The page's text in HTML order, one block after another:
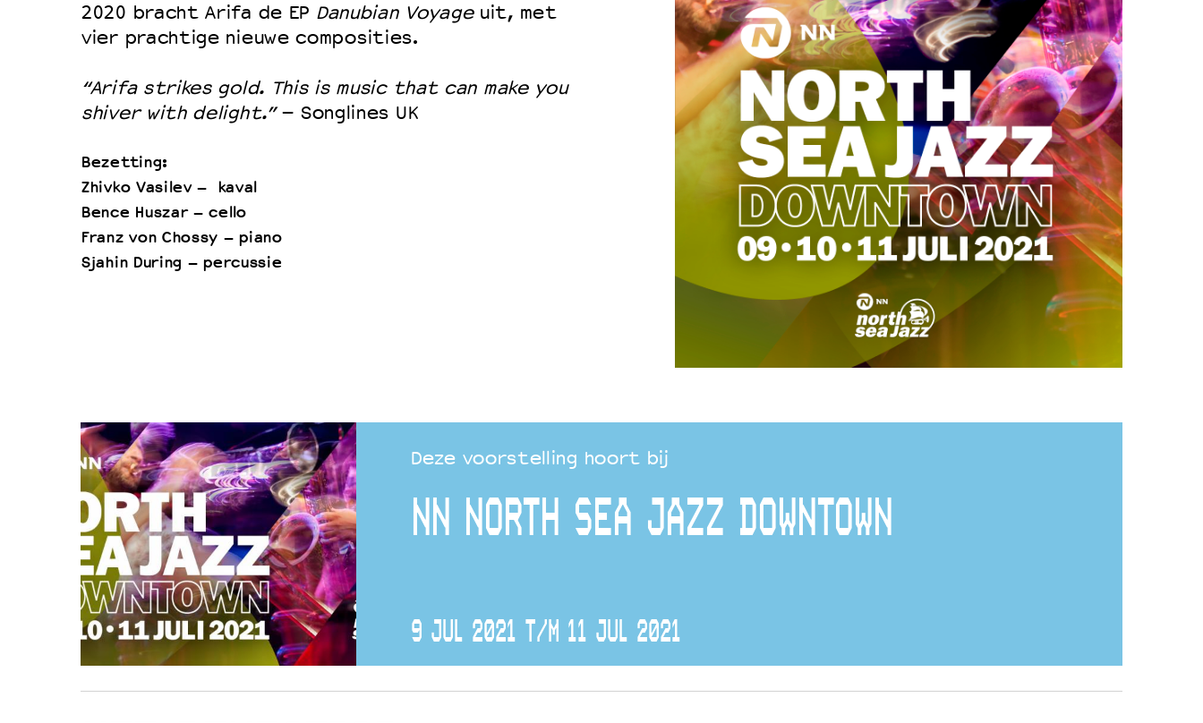
2020 bracht Arifa de EP Danubian Voyageuit, met
vier prachtige nieuwe composities.
“Arifa strikes gold. This is music that can make you
shiver with delight.”– Songlines UK
Bezetting:
Zhivko Vasilev – kaval
Bence Huszar – cello
Franz von Chossy – piano
Sjahin During – percussie
Deze voorstelling hoort bij
NN NORTH SEA JAZZ DOWNTOWN
9 JUL 2021 T/M 11 JUL 2021